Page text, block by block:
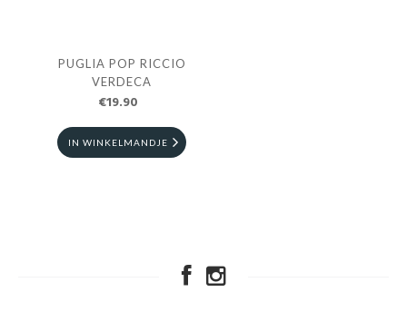
PUGLIA POP RICCIO
VERDECA
€19.90
IN WINKELMANDJE